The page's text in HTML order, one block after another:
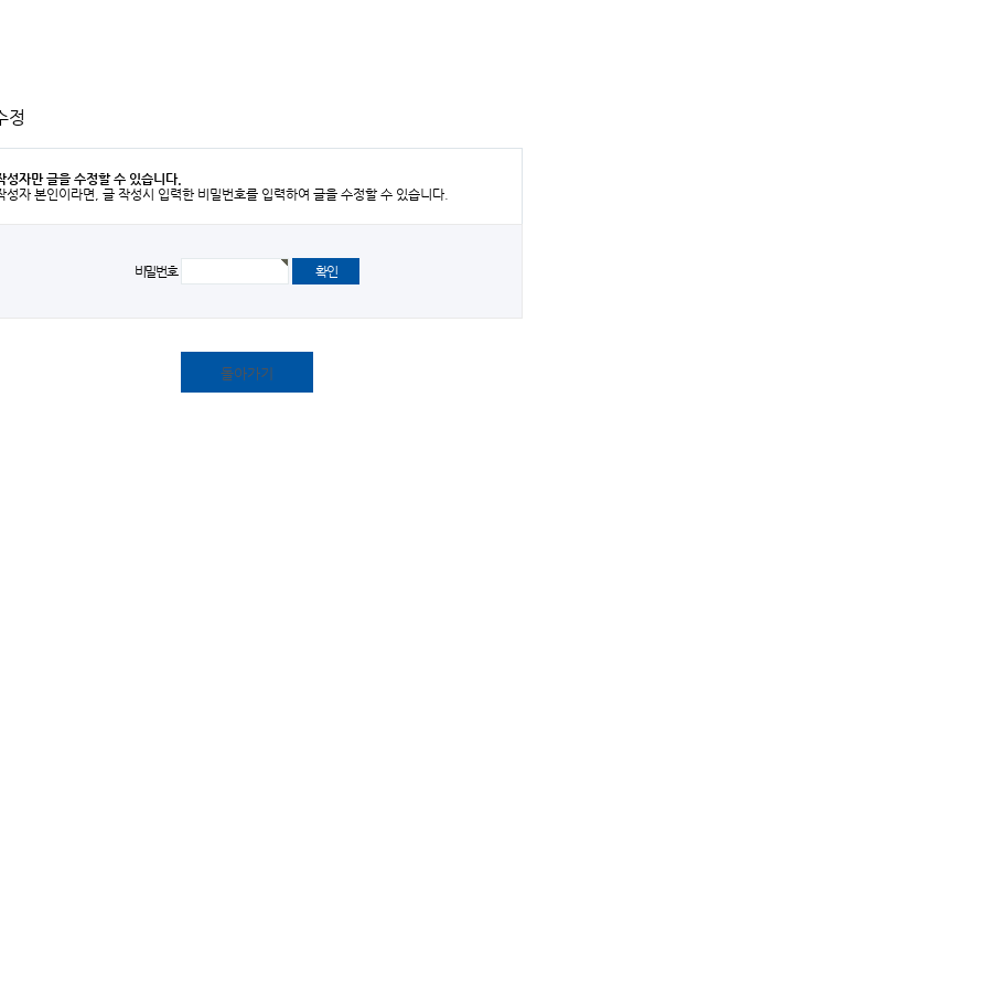
정
성자만 글을 수정할 수 있습니다.
성자 본인이라면, 글 작성시 입력한 비밀번호를 입력하여 글을 수정할 수 있습니다.
비밀번호
돌아가기